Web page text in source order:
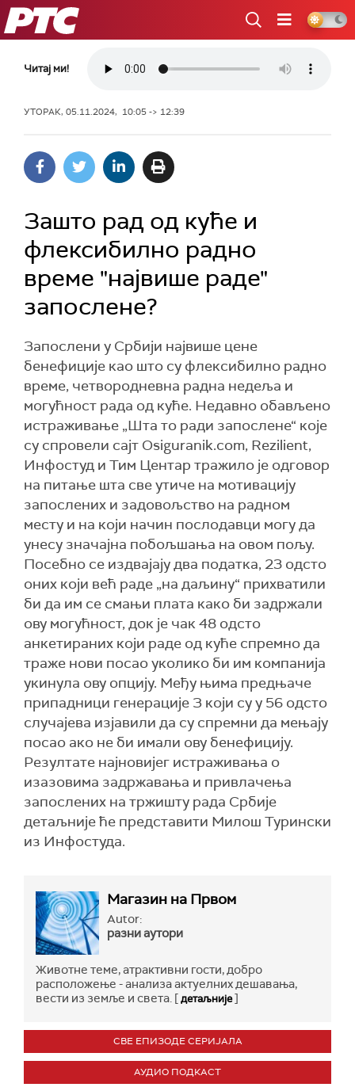
РТС
Читај ми!
УТОРАК, 05.11.2024, 10:05 -> 12:39
Зашто рад од куће и
флексибилно радно
време "највише раде"
запослене?
Запослени у Србији највише цене
бенефиције као што су флексибилно радно
време, четвородневна радна недеља и
могућност рада од куће. Недавно обављено
истраживање „Шта то ради запослене“ које
су спровели сајт Osiguranik.com, Rezilient,
Инфостуд и Тим Центар тражило је одговор
на питање шта све утиче на мотивацију
запослених и задовољство на радном
месту и на који начин послодавци могу да
унесу значајна побољшања на овом пољу.
Посебно се издвајају два податка, 23 одсто
оних који већ раде „на даљину“ прихватили
би да им се смањи плата како би задржали
ову могућност, док је чак 48 одсто
анкетираних који раде од куће спремно да
траже нови посао уколико би им компанија
укинула ову опцију. Међу њима предњаче
припадници генерације З који су у 56 одсто
случајева изјавили да су спремни да мењају
посао ако не би имали ову бенефицију.
Резултате најновијег истраживања о
изазовима задржавања и привлачења
запослених на тржишту рада Србије
детаљније ће представити Милош Турински
из Инфостуда.
Магазин на Првом
Autor:
разни аутори
Животне теме, атрактивни гости, добро
расположење - анализа актуелних дешавања,
вести из земље и света. [детаљније]
СВЕ ЕПИЗОДЕ СЕРИЈАЛА
АУДИО ПОДКАСТ